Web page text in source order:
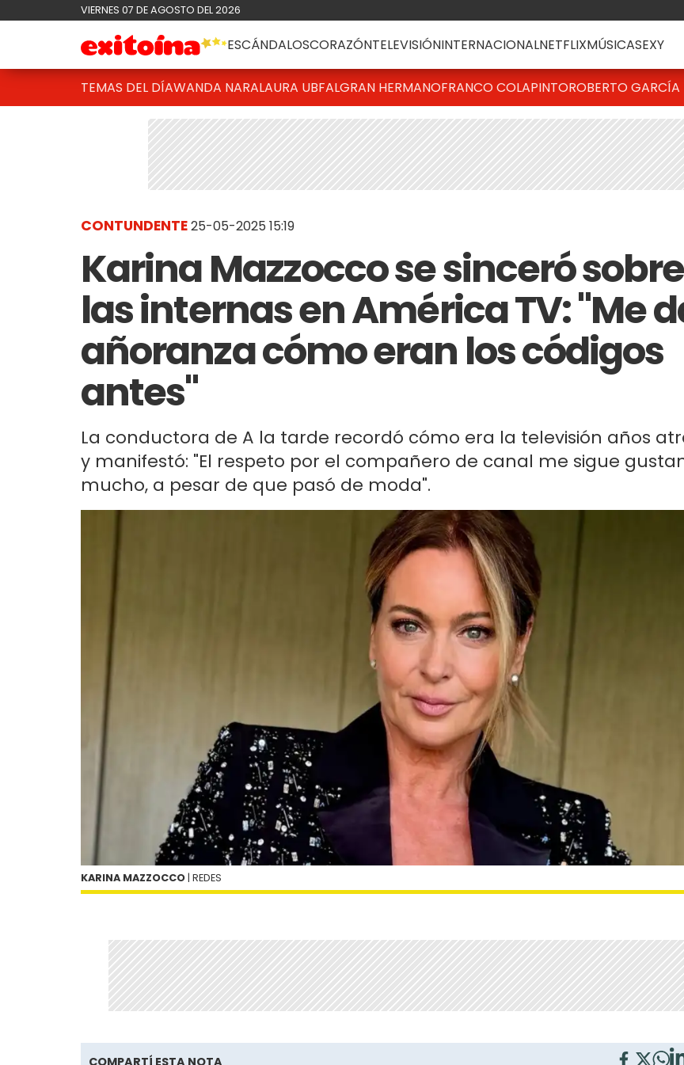
VIERNES 07 DE AGOSTO DEL 2026
ESCÁNDALOSCORAZÓNTELEVISIÓNINTERNACIONALNETFLIXMÚSICASEXY
TEMAS DEL DÍAWANDA NARALAURA UBFALGRAN HERMANOFRANCO COLAPINTOROBERTO
CONTUNDENTE25-05-2025 15:19
Karina Mazzocco se sinceró sobre
las internas en América TV: "Me
añoranza cómo eran los códigos
antes"
La conductora de A la tarde recordó cómo era la televisión años
y manifestó: "El respeto por el compañero de canal me sigue
mucho, a pesar de que pasó de moda".
KARINA MAZZOCCO | REDES
COMPARTÍ ESTA NOTA